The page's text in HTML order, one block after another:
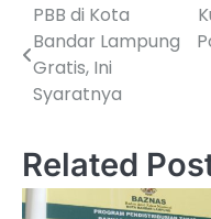
Navigasi
pos
PBB di Kota
Bandar Lampung
Gratis, Ini
Syaratnya
Related